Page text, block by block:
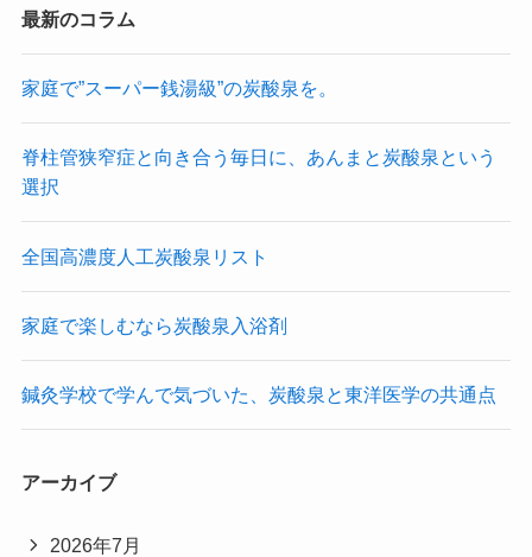
最新のコラム
家庭で”スーパー銭湯級”の炭酸泉を。
脊柱管狭窄症と向き合う毎日に、あんまと炭酸泉という
選択
全国高濃度人工炭酸泉リスト
家庭で楽しむなら炭酸泉入浴剤
鍼灸学校で学んで気づいた、炭酸泉と東洋医学の共通点
アーカイブ
2026年7月